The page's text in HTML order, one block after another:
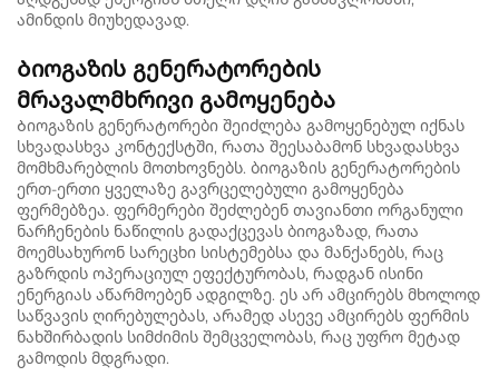
ამინდის მიუხედავად.
Ბიოგაზის გენერატორების
მრავალმხრივი გამოყენება
Ბიოგაზის გენერატორები შეიძლება გამოყენებულ იქნას
სხვადასხვა კონტექსტში, რათა შეესაბამონ სხვადასხვა
მომხმარებლის მოთხოვნებს. ბიოგაზის გენერატორების
ერთ-ერთი ყველაზე გავრცელებული გამოყენება
ფერმებზეა. ფერმერები შეძლებენ თავიანთი ორგანული
ნარჩენების ნაწილის გადაქცევას ბიოგაზად, რათა
მოემსახურონ სარეცხი სისტემებსა და მანქანებს, რაც
გაზრდის ოპერაციულ ეფექტურობას, რადგან ისინი
ენერგიას აწარმოებენ ადგილზე. ეს არ ამცირებს მხოლოდ
საწვავის ღირებულებას, არამედ ასევე ამცირებს ფერმის
ნახშირბადის სიმძიმის შემცველობას, რაც უფრო მეტად
გამოდის მდგრადი.